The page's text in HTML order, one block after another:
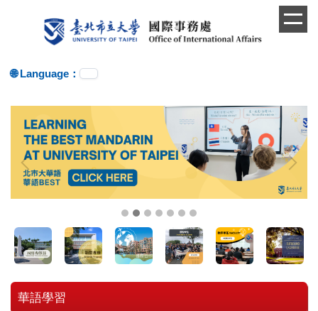
內
🌐 Language：
華語學習